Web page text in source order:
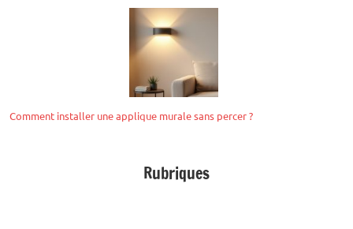
Comment installer une applique murale sans percer ?
Rubriques